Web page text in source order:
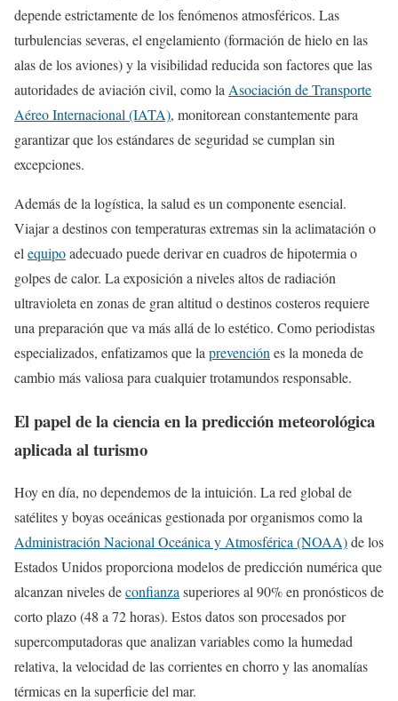
depende estrictamente de los fenómenos atmosféricos. Las
turbulencias severas, el engelamiento (formación de hielo en las
alas de los aviones) y la visibilidad reducida son factores que las
autoridades de aviación civil, como la Asociación de Transporte
Aéreo Internacional (IATA), monitorean constantemente para
garantizar que los estándares de seguridad se cumplan sin
excepciones.
Además de la logística, la salud es un componente esencial.
Viajar a destinos con temperaturas extremas sin la aclimatación o
el equipoadecuado puede derivar en cuadros de hipotermia o
golpes de calor. La exposición a niveles altos de radiación
ultravioleta en zonas de gran altitud o destinos costeros requiere
una preparación que va más allá de lo estético. Como periodistas
especializados, enfatizamos que la prevención es la moneda de
cambio más valiosa para cualquier trotamundos responsable.
El papel de la ciencia en la predicción meteorológica
aplicada al turismo
Hoy en día, no dependemos de la intuición. La red global de
satélites y boyas oceánicas gestionada por organismos como la
Administración Nacional Oceánica y Atmosférica (NOAA)de los
Estados Unidos proporciona modelos de predicción numérica que
alcanzan niveles deconfianzasuperiores al 90% en pronósticos de
corto plazo (48 a 72 horas). Estos datos son procesados por
supercomputadoras que analizan variables como la humedad
relativa, la velocidad de las corrientes en chorro y las anomalías
térmicas en la superficie del mar.